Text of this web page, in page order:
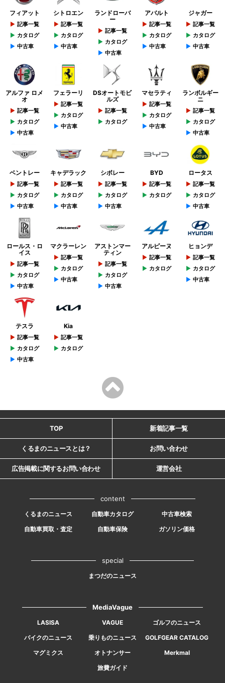
フィアット
記事一覧
カタログ
中古車
シトロエン
記事一覧
カタログ
中古車
ランドローバ
ー
記事一覧
カタログ
中古車
アバルト
記事一覧
カタログ
中古車
ジャガー
記事一覧
カタログ
中古車
アルファ ロメ
オ
記事一覧
カタログ
中古車
フェラーリ
記事一覧
カタログ
中古車
DSオートモビ
ルズ
記事一覧
カタログ
マセラティ
記事一覧
カタログ
中古車
ランボルギー
ニ
記事一覧
カタログ
中古車
ベントレー
記事一覧
カタログ
中古車
キャデラック
記事一覧
カタログ
中古車
シボレー
記事一覧
カタログ
中古車
BYD
記事一覧
カタログ
ロータス
記事一覧
カタログ
中古車
ロールス・ロ
イス
記事一覧
カタログ
中古車
マクラーレン
記事一覧
カタログ
中古車
アストンマー
ティン
記事一覧
カタログ
中古車
アルピーヌ
記事一覧
カタログ
ヒョンデ
記事一覧
カタログ
中古車
テスラ
記事一覧
カタログ
中古車
Kia
記事一覧
カタログ
TOP 新着記事一覧
くるまのニュースとは？ お問い合わせ
広告掲載に関するお問い合わせ 運営会社
content
くるまのニュース 自動車カタログ
中古車検索
自動車買取・査定
自動車保険 ガソリン価格
special
まつだのニュース
MediaVague
LASISA VAGUE
ゴルフのニュース
バイクのニュース
乗りものニュース
GOLFGEAR CATALOG
マグミクス
オトナンサー
Merkmal
旅費ガイド